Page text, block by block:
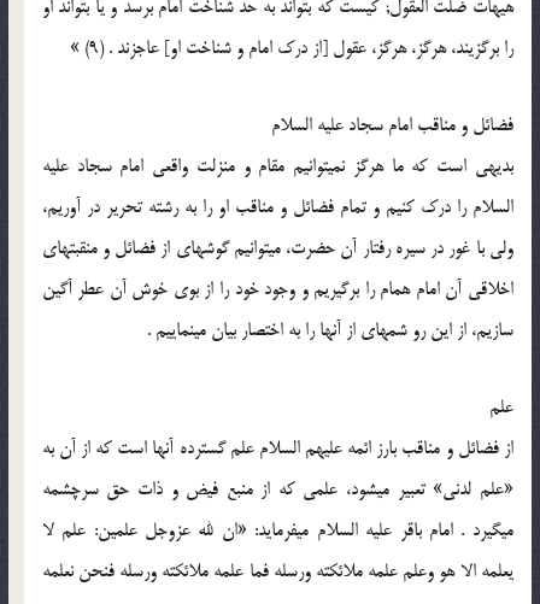
هیهات ضلت العقول; کیست که بتواند به حد شناخت امام برسد و یا بتواند او
را برگزیند، هرگز، هرگز، عقول [از درک امام و شناخت او] عاجزند . (9) »
فضائل و مناقب امام سجاد علیه السلام
بدیهی است که ما هرگز نمی‏توانیم مقام و منزلت واقعی امام سجاد علیه
السلام را درک کنیم و تمام فضائل و مناقب او را به رشته تحریر در آوریم،
ولی با غور در سیره رفتار آن حضرت، می‏توانیم گوشه‏ای از فضائل و منقبت‏های
اخلاقی آن امام همام را برگیریم و وجود خود را از بوی خوش آن عطر آگین
سازیم، از این رو شمه‏ای از آن‏ها را به اختصار بیان می‏نماییم .
علم
از فضائل و مناقب بارز ائمه علیهم السلام علم گسترده آن‏ها است که از آن به
«علم لدنی‏» تعبیر می‏شود، علمی که از منبع فیض و ذات حق سرچشمه
می‏گیرد . امام باقر علیه السلام می‏فرماید: «ان لله عزوجل علمین: علم لا
یعلمه الا هو وعلم علمه ملائکته ورسله فما علمه ملائکته ورسله فنحن نعلمه